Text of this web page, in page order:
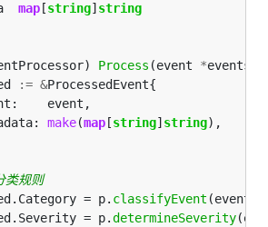
map [string] string
Process (event *
:= &
make(map [string] string
= p.
classifyEvent
= p.
determineSeverity